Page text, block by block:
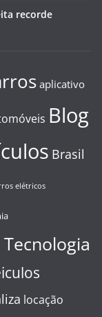
recorde
aplicativo
Blog
Brasil
elétricos
locação